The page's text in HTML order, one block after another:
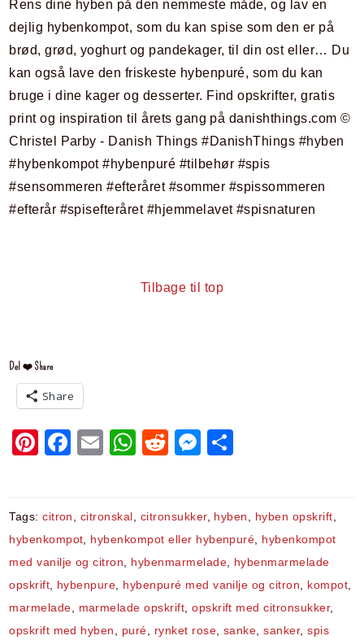
Tilbage til top
Del ❤️ Share
Share
Pi
e
st
F
e
b
o
o
k
E
l
W
s
A
p
p
R
di
t
M
s
e
n
g
er
e
Tags:citron citronskal citronsukker, hyben hyben opskrift
hybenkompot
hybenkompot eller hybenpuré
hybenkompot
med vanilje og citron
hybenmarmelade
hybenmarmelade
opskrift
hybenpure hybenpuré med vanilje og citron kompot
marmelade
marmelade opskrift ,opskrift med citronsukker,
opskrift med hyben
puré rynket rose, sanke ,sanker,spis